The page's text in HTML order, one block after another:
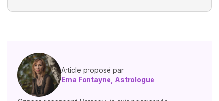
Article proposé par
Ema Fontayne, Astrologue